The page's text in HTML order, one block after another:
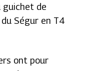
guichet de
Ségur en T4
ont pour